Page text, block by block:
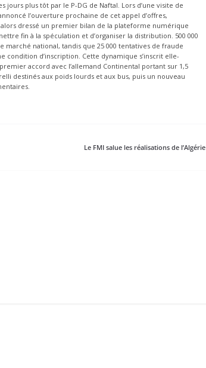
jours plus tôt par le P-DG de Naftal. Lors d’une visite de
l’ouverture prochaine de cet appel d’offres,
dressé un premier bilan de la plateforme numérique
fin à la spéculation et d’organiser la distribution. 500 000
marché national, tandis que 25 000 tentatives de fraude
condition d’inscription. Cette dynamique s’inscrit elle-
accord avec l’allemand Continental portant sur 1,5
destinés aux poids lourds et aux bus, puis un nouveau
Le FMI salue les réalisations de l’Algérie